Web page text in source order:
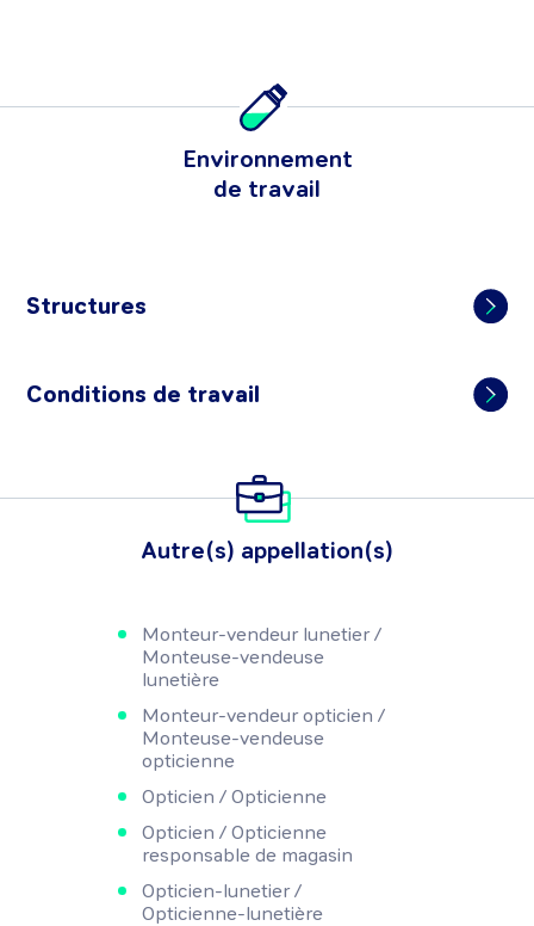
Environnement
de travail
Structures
Conditions de travail
Autre(s) appellation(s)
Monteur-vendeur lunetier /
Monteuse-vendeuse
lunetière
Monteur-vendeur opticien /
Monteuse-vendeuse
opticienne
Opticien / Opticienne
Opticien / Opticienne
responsable de magasin
Opticien-lunetier /
Opticienne-lunetière